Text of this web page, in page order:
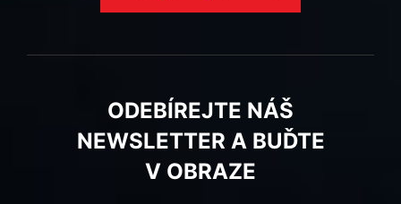
ODEBÍREJTE NÁŠ
NEWSLETTER A BUĎTE
V OBRAZE